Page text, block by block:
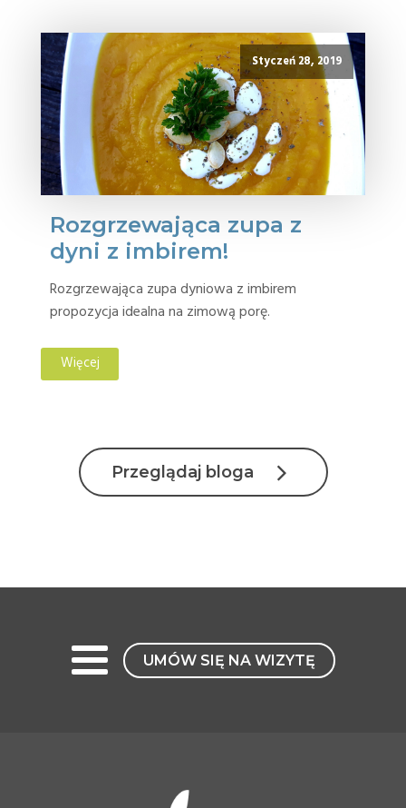
Styczeń 28, 2019
Rozgrzewająca zupa z
dyni z imbirem!
Rozgrzewająca zupa dyniowa z imbirem
propozycja idealna na zimową porę.
Więcej
Przeglądaj bloga
UMÓW SIĘ NA WIZYTĘ